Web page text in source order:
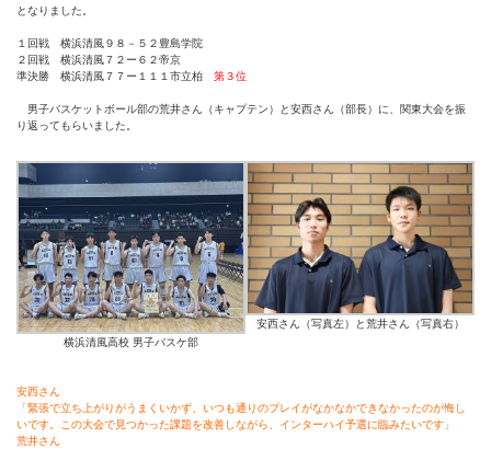
となりました。
１回戦 横浜清風９８－５２豊島学院
２回戦 横浜清風７２ー６２帝京
準決勝 横浜清風７７ー１１１市立柏 第３位
男子バスケットボール部の荒井さん（キャプテン）と安西さん（部長）に、関東大会を振
り返ってもらいました。
横浜清風高校 男子バスケ部
安西さん（写真左）と荒井さん（写真右）
安西さん
「緊張で立ち上がりがうまくいかず、いつも通りのプレイがなかなかできなかったのが悔し
いです。この大会で見つかった課題を改善しながら、インターハイ予選に臨みたいです」
荒井さん